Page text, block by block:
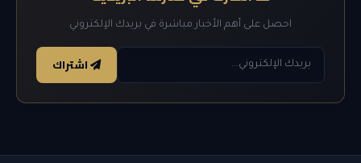
احصل على أهم الأخبار مباشرة في بريدك الإلكتروني
اشتراك